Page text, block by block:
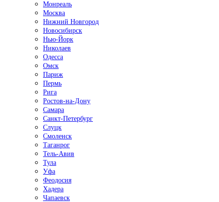
Монреаль
Москва
Нижний Новгород
Новосибирск
Нью-Йорк
Николаев
Одесса
Омск
Париж
Пермь
Рига
Ростов-на-Дону
Самара
Санкт-Петербург
Слуцк
Смоленск
Таганрог
Тель-Авив
Тула
Уфа
Феодосия
Хадера
Чапаевск